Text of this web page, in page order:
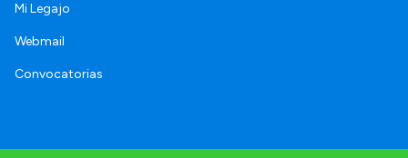
Mi Legajo
Webmail
Convocatorias